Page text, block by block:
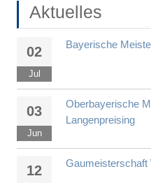
Aktuelles
02
Jul
Bayerische
03
Jun
Oberbayerische
Langenpreising
12 Gaumeisterschaft